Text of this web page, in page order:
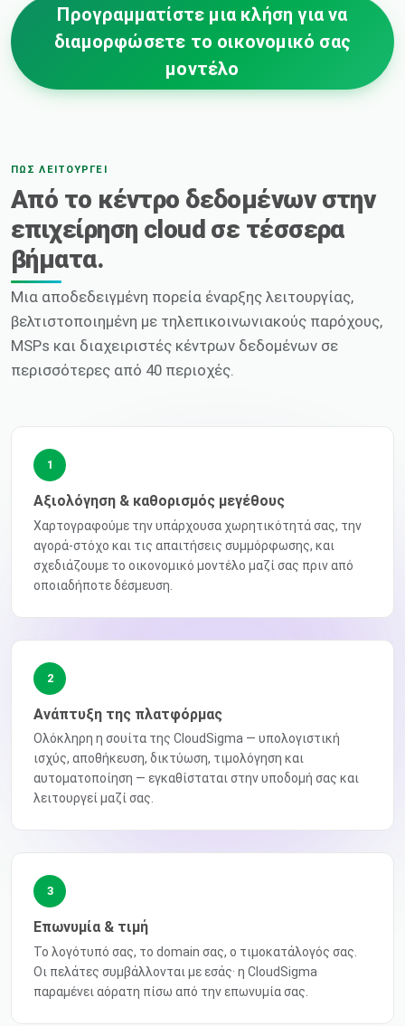
Προγραμματίστε μια κλήση για να
διαμορφώσετε το οικονομικό σας
μοντέλο
ΠΏΣ ΛΕΙΤΟΥΡΓΕΊ
Από το κέντρο δεδομένων στην
επιχείρηση cloud σε τέσσερα
βήματα.
Μια αποδεδειγμένη πορεία έναρξης λειτουργίας,
βελτιστοποιημένη με τηλεπικοινωνιακούς παρόχους,
MSPs και διαχειριστές κέντρων δεδομένων σε
περισσότερες από 40 περιοχές.
1
Αξιολόγηση & καθορισμός μεγέθους
Χαρτογραφούμε την υπάρχουσα χωρητικότητά σας, την
αγορά-στόχο και τις απαιτήσεις συμμόρφωσης, και
σχεδιάζουμε το οικονομικό μοντέλο μαζί σας πριν από
οποιαδήποτε δέσμευση.
2
Ανάπτυξη της πλατφόρμας
Ολόκληρη η σουίτα της CloudSigma — υπολογιστική
ισχύς, αποθήκευση, δικτύωση, τιμολόγηση και
αυτοματοποίηση — εγκαθίσταται στην υποδομή σας και
λειτουργεί μαζί σας.
3
Επωνυμία & τιμή
Το λογότυπό σας, το domain σας, ο τιμοκατάλογός σας.
Οι πελάτες συμβάλλονται με εσάς· η CloudSigma
παραμένει αόρατη πίσω από την επωνυμία σας.